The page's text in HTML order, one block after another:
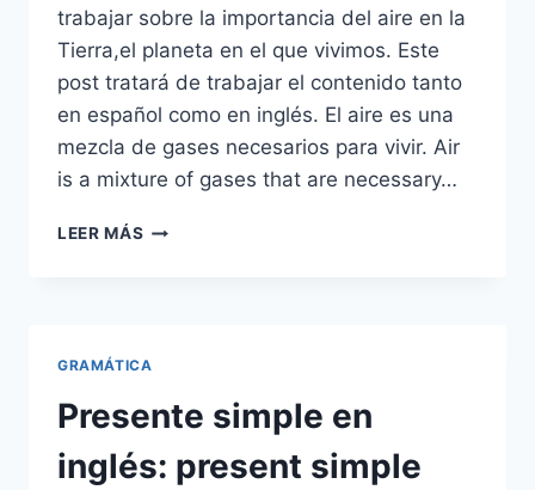
trabajar sobre la importancia del aire en la
Tierra,el planeta en el que vivimos. Este
post tratará de trabajar el contenido tanto
en español como en inglés. El aire es una
mezcla de gases necesarios para vivir. Air
is a mixture of gases that are necessary…
LEER MÁS LECCIÓN
(AIR
ON
EARTH)
GRAMÁTICA
Presente simple en
inglés: present simple